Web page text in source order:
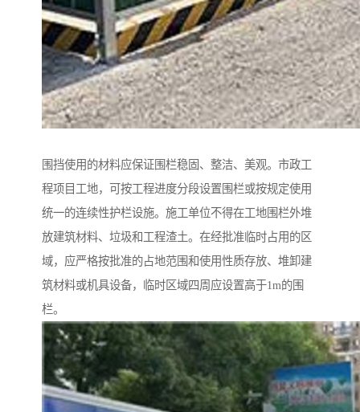
围挡使用的材料应保证围栏稳固、整洁、美观。市政工
程项目工地，可按工程进度分段设置围栏或按规定使用
统一的连续性护栏设施。施工单位不得在工地围栏外堆
放建筑材料、垃圾和工程渣土。在经批准临时占用的区
域，应严格按批准的占地范围和使用性质存放、堆卸建
筑材料或机具设备，临时区域四周应设置高于1m的围
栏。